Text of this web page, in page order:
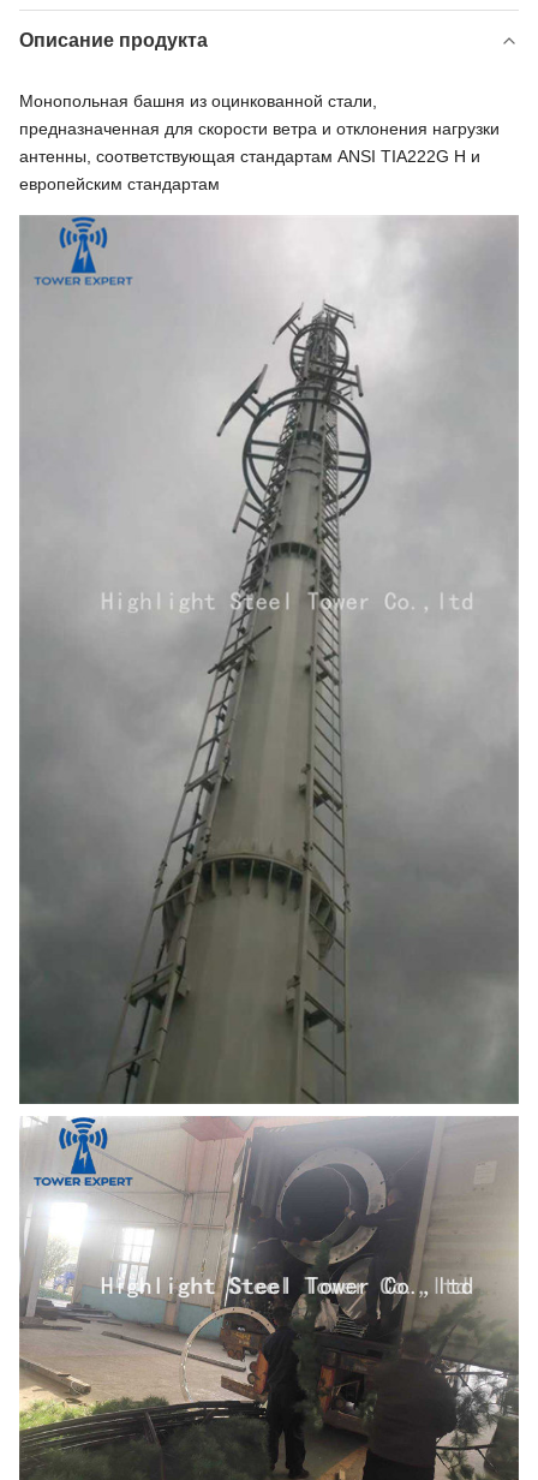
Описание продукта
Монопольная башня из оцинкованной стали,
предназначенная для скорости ветра и отклонения нагрузки
антенны, соответствующая стандартам ANSI TIA222G H и
европейским стандартам